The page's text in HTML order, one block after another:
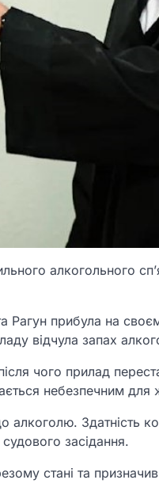
алкогольного
Рагун прибула на
відчула запах
чого прилад
небезпечним для
Здатність
засідання.
стані та